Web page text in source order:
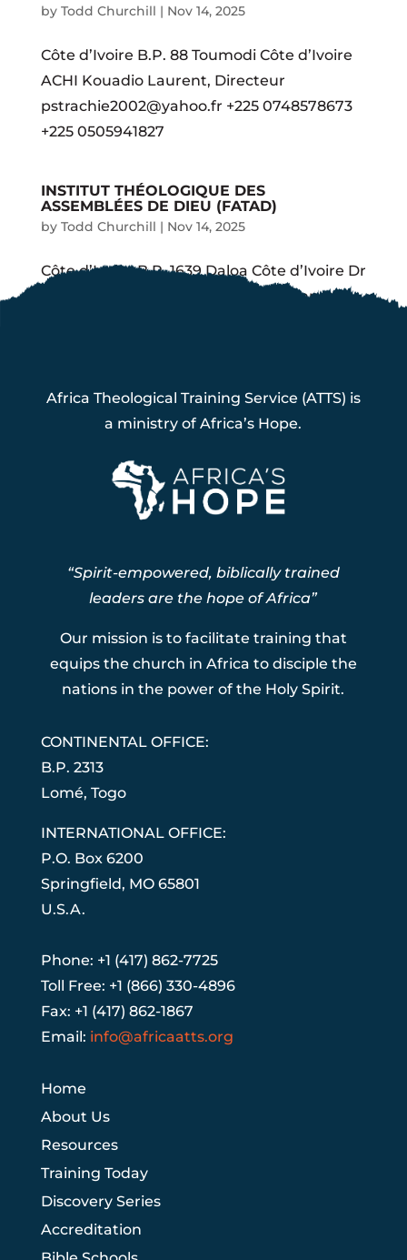
by Todd Churchill | Nov 14, 2025
Côte d’Ivoire B.P. 88 Toumodi Côte d’Ivoire
ACHI Kouadio Laurent, Directeur
pstrachie2002@yahoo.fr +225 0748578673
+225 0505941827
INSTITUT THÉOLOGIQUE DES
ASSEMBLÉES DE DIEU (FATAD)
by Todd Churchill | Nov 14, 2025
Côte d’Ivoire B.P. 1639 Daloa Côte d’Ivoire Dr
Honoré Daplex Ouentchist, Coordonnateur
Africa Theological Training Service (ATTS) is
a ministry of Africa’s Hope.
“Spirit-empowered, biblically trained
leaders are the hope of Africa”
Our mission is to facilitate training that
equips the church in Africa to disciple the
nations in the power of the Holy Spirit.
CONTINENTAL OFFICE:
B.P. 2313
Lomé, Togo
INTERNATIONAL OFFICE:
P.O. Box 6200
Springfield, MO 65801
U.S.A.
Phone: +1 (417) 862-7725
Toll Free: +1 (866) 330-4896
Fax: +1 (417) 862-1867
Email: info@africaatts.org
Home
About Us
Resources
Training Today
Discovery Series
Accreditation